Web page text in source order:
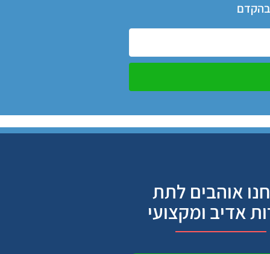
בהקדם
אוהבים לתת
אדיב ומקצועי